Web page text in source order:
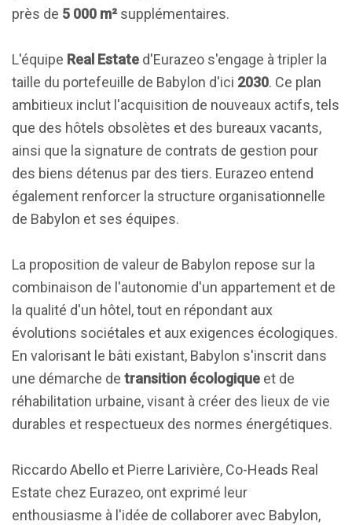
près de 5 000 m² supplémentaires.
L'équipe Real Estate d'Eurazeo s'engage à tripler la
taille du portefeuille de Babylon d'ici 2030. Ce plan
ambitieux inclut l'acquisition de nouveaux actifs, tels
que des hôtels obsolètes et des bureaux vacants,
ainsi que la signature de contrats de gestion pour
des biens détenus par des tiers. Eurazeo entend
également renforcer la structure organisationnelle
de Babylon et ses équipes.
La proposition de valeur de Babylon repose sur la
combinaison de l'autonomie d'un appartement et de
la qualité d'un hôtel, tout en répondant aux
évolutions sociétales et aux exigences écologiques.
En valorisant le bâti existant, Babylon s'inscrit dans
une démarche de transition écologique et de
réhabilitation urbaine, visant à créer des lieux de vie
durables et respectueux des normes énergétiques.
Riccardo Abello et Pierre Larivière, Co-Heads Real
Estate chez Eurazeo, ont exprimé leur
enthousiasme à l'idée de collaborer avec Babylon,